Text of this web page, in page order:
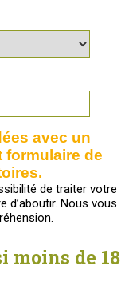
avec un
formulaire de
de traiter votre
d’aboutir. Nous vous
moins de 18